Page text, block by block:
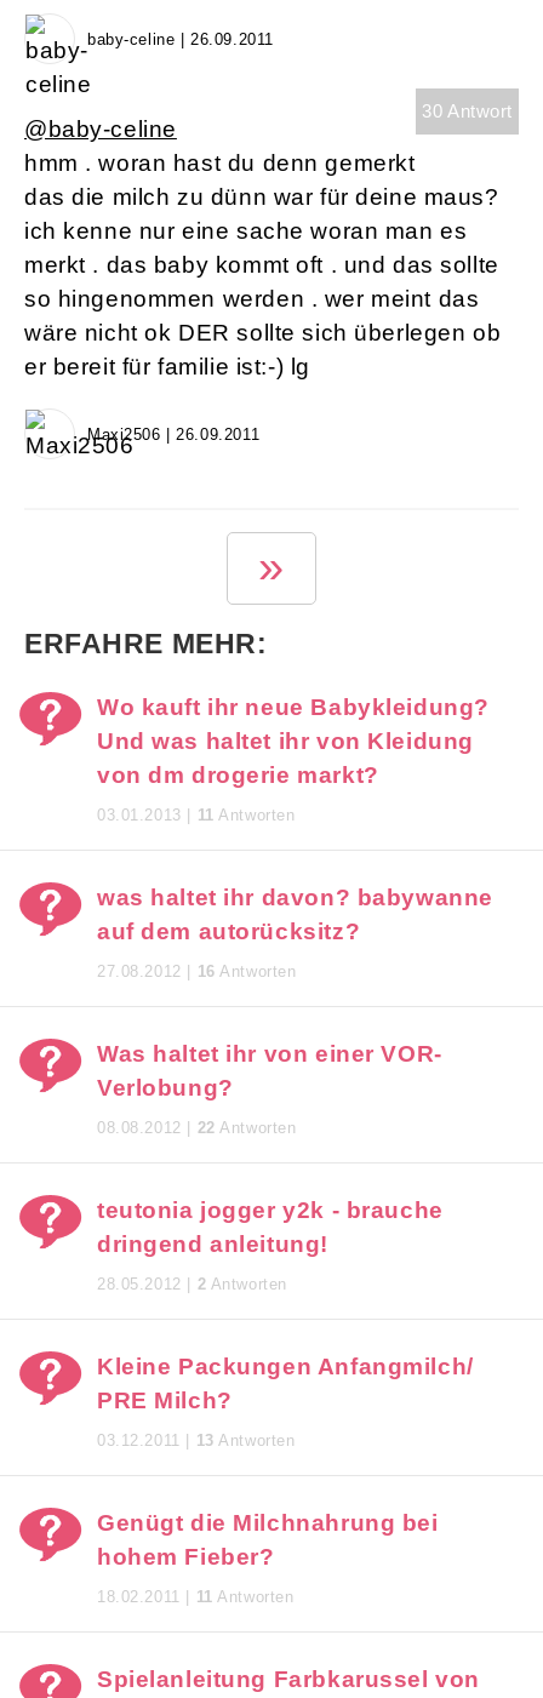
baby-celine | 26.09.2011
30 Antwort
@baby-celine
hmm . woran hast du denn gemerkt
das die milch zu dünn war für deine maus?
ich kenne nur eine sache woran man es
merkt . das baby kommt oft . und das sollte
so hingenommen werden . wer meint das
wäre nicht ok DER sollte sich überlegen ob
er bereit für familie ist:-) lg
Maxi2506 | 26.09.2011
1 von 3
»
ERFAHRE MEHR:
Wo kauft ihr neue Babykleidung?
Und was haltet ihr von Kleidung
von dm drogerie markt?
03.01.2013 | 11 Antworten
was haltet ihr davon? babywanne
auf dem autorücksitz?
27.08.2012 | 16 Antworten
Was haltet ihr von einer VOR-
Verlobung?
08.08.2012 | 22 Antworten
teutonia jogger y2k - brauche
dringend anleitung!
28.05.2012 | 2 Antworten
Kleine Packungen Anfangmilch/
PRE Milch?
03.12.2011 | 13 Antworten
Genügt die Milchnahrung bei
hohem Fieber?
18.02.2011 | 11 Antworten
Spielanleitung Farbkarussel von